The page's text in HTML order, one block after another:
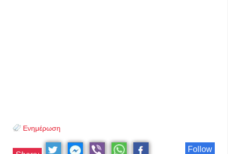
Ενημέρωση
Follow